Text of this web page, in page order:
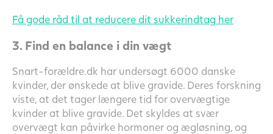
Få gode råd til at reducere dit sukkerindtag her
3. Find en balance i din vægt
Snart-forældre.dk har undersøgt 6000 danske
kvinder, der ønskede at blive gravide. Deres forskning
viste, at det tager længere tid for overvægtige
kvinder at blive gravide. Det skyldes at svær
overvægt kan påvirke hormoner og ægløsning, og